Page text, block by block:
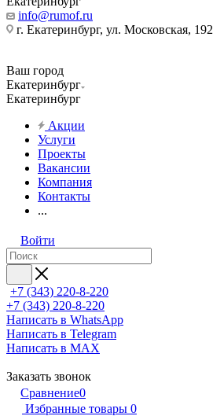
info@rumof.ru
г. Екатеринбург, ул. Московская, 192
Ваш город
Екатеринбург
Екатеринбург
Акции
Услуги
Проекты
Вакансии
Компания
Контакты
...
Войти
+7 (343) 220-8-220
+7 (343) 220-8-220
Написать в WhatsApp
Написать в Telegram
Написать в MAX
Заказать звонок
Сравнение0
Избранные товары 0